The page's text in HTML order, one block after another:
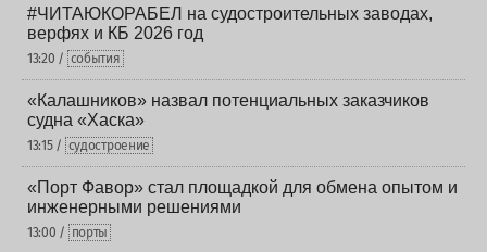
#ЧИТАЮКОРАБЕЛ на судостроительных заводах,
верфях и КБ 2026 год
13:20 / события
«Калашников» назвал потенциальных заказчиков
судна «Хаска»
13:15 / судостроение
«Порт Фавор» стал площадкой для обмена опытом и
инженерными решениями
13:00 / порты